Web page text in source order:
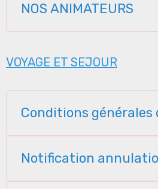
NOS ANIMATEURS
VOYAGE ET SEJOUR
Conditions générales
Notification